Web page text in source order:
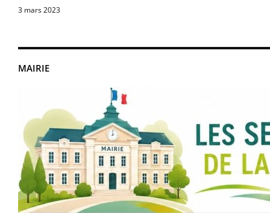
MAIRIE
3 mars 2023